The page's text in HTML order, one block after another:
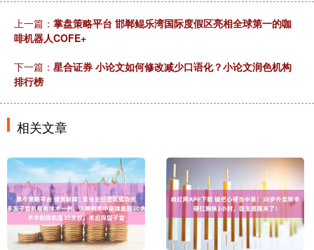
上一篇： 掌盘策略平台 邯郸鲲乐湾国际度假区亮相全球第一的咖
啡机器人COFE+
下一篇： 星合证券 小论文如何修改减少口语化？小论文润色机构
排行榜
相关文章